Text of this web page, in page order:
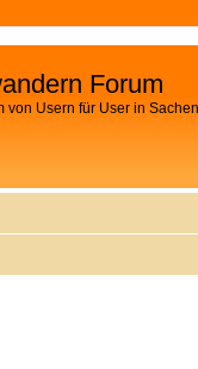
Forum
von Usern für User in